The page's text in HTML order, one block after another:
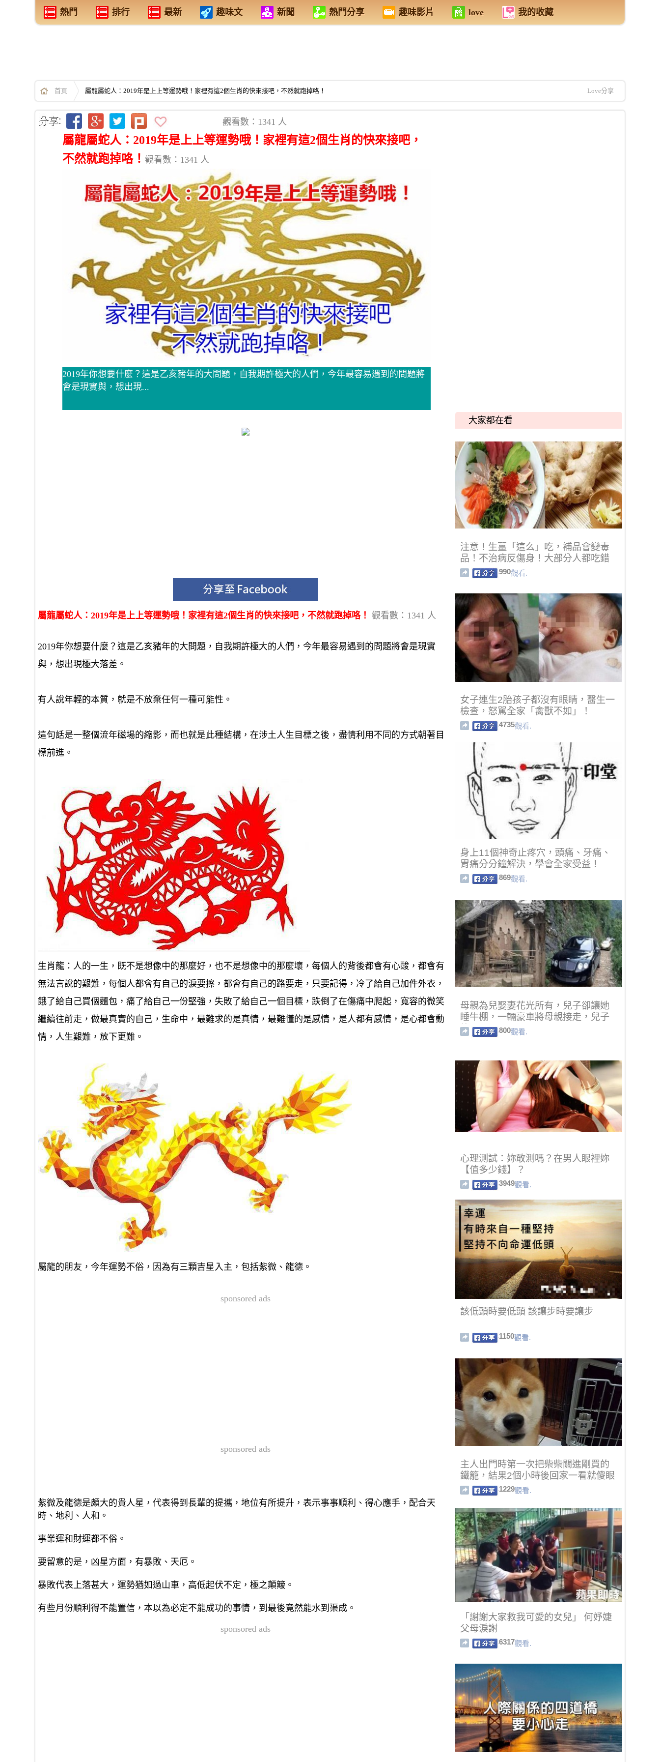
熱門 排行 最新 趣味文 新聞 熱門分享 趣味影片 love 我的收藏
首頁 屬龍屬蛇人：2019年是上上等運勢哦！家裡有這2個生肖的快來接吧，不然就跑掉咯！ Love分享
觀看數：1341 人
屬龍屬蛇人：2019年是上上等運勢哦！家裡有這2個生肖的快來接吧，
不然就跑掉咯！ 觀看數：1341 人
2019年你想要什麼？這是乙亥豬年的大問題，自我期許極大的人們，今年最容易遇到的問題將
會是現實與，想出現...
屬龍屬蛇人：2019年是上上等運勢哦！家裡有這2個生肖的快來接吧，不然就跑掉咯！ 觀看數：1341 人
2019年你想要什麼？這是乙亥豬年的大問題，自我期許極大的人們，今年最容易遇到的問題將會是現實
與，想出現極大落差。
有人說年輕的本質，就是不放棄任何一種可能性。
這句話是一整個流年磁場的縮影，而也就是此種結構，在涉土人生目標之後，盡情利用不同的方式朝著目
標前進。
生肖龍：人的一生，既不是想像中的那麼好，也不是想像中的那麼壞，每個人的背後都會有心酸，都會有
無法言說的艱難，每個人都會有自己的淚要擦，都會有自己的路要走，只要記得，冷了給自己加件外衣，
餓了給自己買個麵包，痛了給自己一份堅強，失敗了給自己一個目標，跌倒了在傷痛中爬起，寬容的微笑
繼續往前走，做最真實的自己，生命中，最難求的是真情，最難懂的是感情，是人都有感情，是心都會動
情，人生艱難，放下更難。
屬龍的朋友，今年運勢不俗，因為有三顆吉星入主，包括紫微、龍德。
sponsored ads
sponsored ads
紫微及龍德是頗大的貴人星，代表得到長輩的提攜，地位有所提升，表示事事順利、得心應手，配合天
時、地利、人和。
事業運和財運都不俗。
要留意的是，凶星方面，有暴敗、天厄。
暴敗代表上落甚大，運勢猶如過山車，高低起伏不定，極之顛簸。
有些月份順利得不能置信，本以為必定不能成功的事情，到最後竟然能水到渠成。
sponsored ads
大家都在看
注意！生薑「這么」吃，補品會變毒
品！不治病反傷身！大部分人都吃錯
了~
990觀看.
女子連生2胎孩子都沒有眼睛，醫生一
檢查，怒駡全家「禽獸不如」！
4735觀看.
身上11個神奇止疼穴，頭痛、牙痛、
胃痛分分鐘解決，學會全家受益！
869觀看.
母親為兒娶妻花光所有，兒子卻讓她
睡牛棚，一輛豪車將母親接走，兒子
傻眼了
800觀看.
心理測試：妳敢測嗎？在男人眼裡妳
【值多少錢】？
3949觀看.
該低頭時要低頭 該讓步時要讓步
1150觀看.
主人出門時第一次把柴柴關進剛買的
鐵籠，結果2個小時後回家一看就傻眼
到淚流滿面…
1229觀看.
「謝謝大家救我可愛的女兒」 何妤婕
父母淚謝
6317觀看.